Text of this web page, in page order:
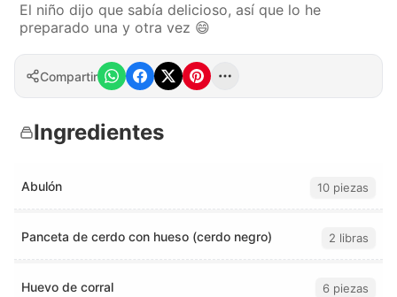
El niño dijo que sabía delicioso, así que lo he
preparado una y otra vez 😄
Compartir
Ingredientes
Abulón 10 piezas
Panceta de cerdo con hueso (cerdo negro) 2 libras
Huevo de corral 6 piezas